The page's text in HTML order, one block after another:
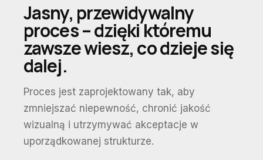
Jasny, przewidywalny
proces – dzięki któremu
zawsze wiesz, co dzieje się
dalej.
Proces jest zaprojektowany tak, aby
zmniejszać niepewność, chronić jakość
wizualną i utrzymywać akceptacje w
uporządkowanej strukturze.